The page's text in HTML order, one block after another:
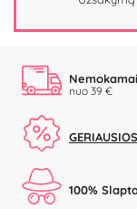
nuo 39 €
100%